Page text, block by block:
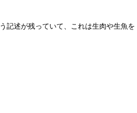
記述が残っていて、これは生肉や生魚を